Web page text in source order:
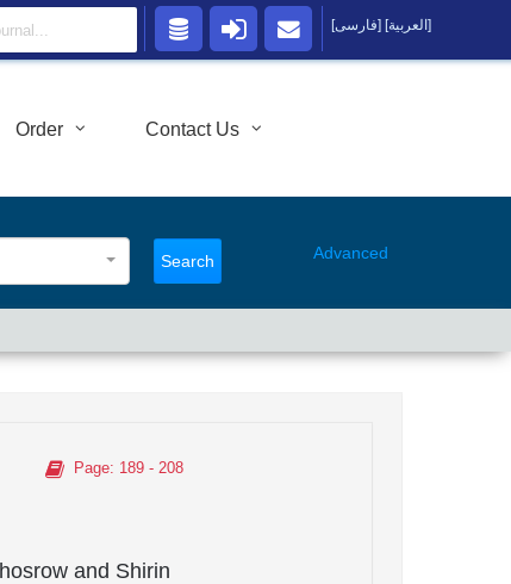
Order Contact Us
Search Advanced
Page: 189 - 208
and Shirin
[فارسی] [العربية]